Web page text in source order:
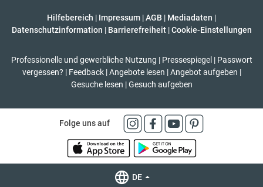
Hilfebereich | Impressum |AGB | Mediadaten |
Datenschutzinformation | Barrierefreiheit | Cookie-Einstellungen
Professionelle und gewerbliche Nutzung | Pressespiegel | Passwort
vergessen? | Feedback | Angebote lesen | Angebot aufgeben |
Gesuche lesen | Gesuch aufgeben
Folge uns auf
DE